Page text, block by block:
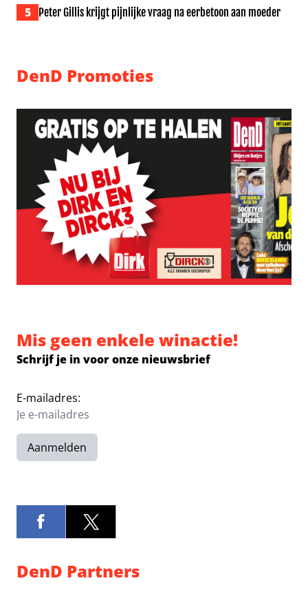
5 Peter Gillis krijgt pijnlijke vraag na eerbetoon aan moeder
DenD Promoties
Mis geen enkele winactie!
Schrijf je in voor onze nieuwsbrief
E-mailadres:
Aanmelden
DenD Partners